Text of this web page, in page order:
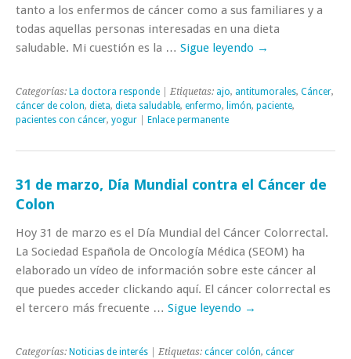
tanto a los enfermos de cáncer como a sus familiares y a
todas aquellas personas interesadas en una dieta
saludable. Mi cuestión es la … Sigue leyendo →
Categorías: La doctora responde | Etiquetas: ajo, antitumorales, Cáncer,
cáncer de colon, dieta, dieta saludable, enfermo, limón, paciente,
pacientes con cáncer, yogur Enlace permanente
31 de marzo, Día Mundial contra el Cáncer de
Colon
Hoy 31 de marzo es el Día Mundial del Cáncer Colorrectal.
La Sociedad Española de Oncología Médica (SEOM) ha
elaborado un vídeo de información sobre este cáncer al
que puedes acceder clickando aquí. El cáncer colorrectal es
el tercero más frecuente … Sigue leyendo →
Categorías: Noticias de interés | Etiquetas: cáncer colón, cáncer